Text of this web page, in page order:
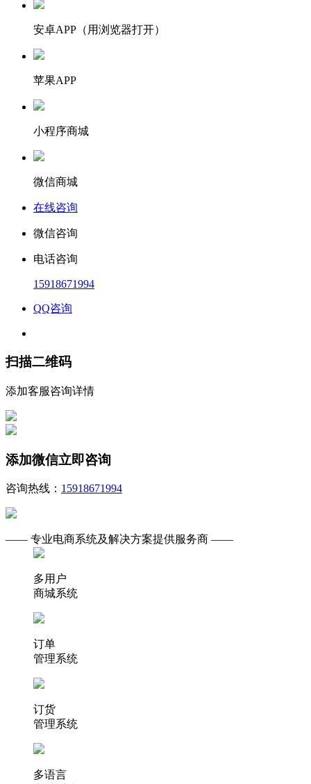
安卓APP（用浏览器打开）
苹果APP
小程序商城
微信商城
在线咨询
微信咨询
电话咨询
15918671994
QQ咨询
扫描二维码
添加客服咨询详情
添加微信立即咨询
咨询热线： 15918671994
—— 专业电商系统及解决方案提供服务商 ——
多用户
商城系统
订单
管理系统
订货
管理系统
多语言